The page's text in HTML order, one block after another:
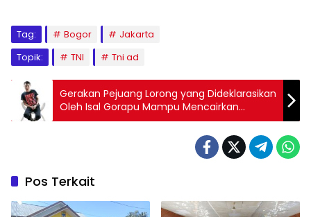
Tag: Bogor
Jakarta
Topik:
TNI Tni ad
Gerakan Pejuang Lorong yang Dideklarasikan
Oleh Isal Gorapu Mampu Mencairkan
Suasana Pemilu 2024 di Provinsi Gorontalo
Pos Terkait